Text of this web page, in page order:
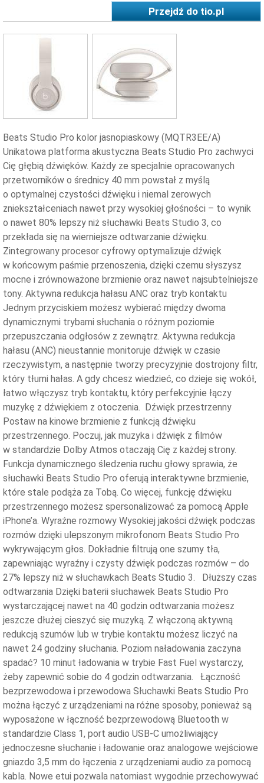
Przejdź dotio.pl
Beats Studio Pro kolor jasnopiaskowy (MQTR3EE/A)
Unikatowa platforma akustyczna Beats Studio Pro zachwyci
Cię głębią dźwięków. Każdy ze specjalnie opracowanych
przetworników o średnicy 40 mm powstał z myślą
o optymalnej czystości dźwięku i niemal zerowych
zniekształceniach nawet przy wysokiej głośności – to wynik
o nawet 80% lepszy niż słuchawki Beats Studio 3, co
przekłada się na wierniejsze odtwarzanie dźwięku.
Zintegrowany procesor cyfrowy optymalizuje dźwięk
w końcowym paśmie przenoszenia, dzięki czemu słyszysz
mocne i zrównoważone brzmienie oraz nawet najsubtelniejsze
tony. Aktywna redukcja hałasu ANC oraz tryb kontaktu
Jednym przyciskiem możesz wybierać między dwoma
dynamicznymi trybami słuchania o różnym poziomie
przepuszczania odgłosów z zewnątrz. Aktywna redukcja
hałasu (ANC) nieustannie monitoruje dźwięk w czasie
rzeczywistym, a następnie tworzy precyzyjnie dostrojony filtr,
który tłumi hałas. A gdy chcesz wiedzieć, co dzieje się wokół,
łatwo włączysz tryb kontaktu, który perfekcyjnie łączy
muzykę z dźwiękiem z otoczenia. Dźwięk przestrzenny
Postaw na kinowe brzmienie z funkcją dźwięku
przestrzennego. Poczuj, jak muzyka i dźwięk z filmów
w standardzie Dolby Atmos otaczają Cię z każdej strony.
Funkcja dynamicznego śledzenia ruchu głowy sprawia, że
słuchawki Beats Studio Pro oferują interaktywne brzmienie,
które stale podąża za Tobą. Co więcej, funkcję dźwięku
przestrzennego możesz spersonalizować za pomocą Apple
iPhone’a. Wyraźne rozmowy Wysokiej jakości dźwięk podczas
rozmów dzięki ulepszonym mikrofonom Beats Studio Pro
wykrywającym głos. Dokładnie filtrują one szumy tła,
zapewniając wyraźny i czysty dźwięk podczas rozmów – do
27% lepszy niż w słuchawkach Beats Studio 3. Dłuższy czas
odtwarzania Dzięki baterii słuchawek Beats Studio Pro
wystarczającej nawet na 40 godzin odtwarzania możesz
jeszcze dłużej cieszyć się muzyką. Z włączoną aktywną
redukcją szumów lub w trybie kontaktu możesz liczyć na
nawet 24 godziny słuchania. Poziom naładowania zaczyna
spadać? 10 minut ładowania w trybie Fast Fuel wystarczy,
żeby zapewnić sobie do 4 godzin odtwarzania. Łączność
bezprzewodowa i przewodowa Słuchawki Beats Studio Pro
można łączyć z urządzeniami na różne sposoby, ponieważ są
wyposażone w łączność bezprzewodową Bluetooth w
standardzie Class 1, port audio USB‑C umożliwiający
jednoczesne słuchanie i ładowanie oraz analogowe wejściowe
gniazdo 3,5 mm do łączenia z urządzeniami audio za pomocą
kabla. Nowe etui pozwala natomiast wygodnie przechowywać